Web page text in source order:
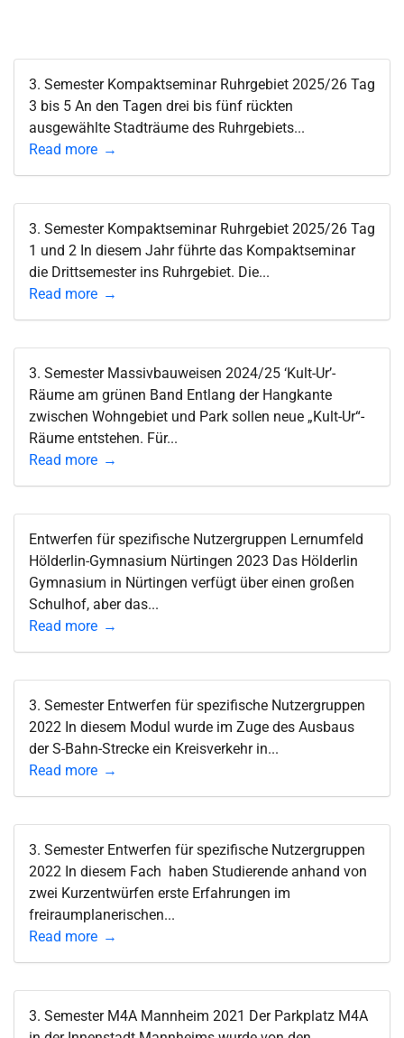
3. Semester Kompaktseminar Ruhrgebiet 2025/26 Tag
3 bis 5 An den Tagen drei bis fünf rückten
ausgewählte Stadträume des Ruhrgebiets...
Read more
3. Semester Kompaktseminar Ruhrgebiet 2025/26 Tag
1 und 2 In diesem Jahr führte das Kompaktseminar
die Drittsemester ins Ruhrgebiet. Die...
Read more
3. Semester Massivbauweisen 2024/25 ‘Kult-Ur’-
Räume am grünen Band Entlang der Hangkante
zwischen Wohngebiet und Park sollen neue „Kult-Ur“-
Räume entstehen. Für...
Read more
Entwerfen für spezifische Nutzergruppen Lernumfeld
Hölderlin-Gymnasium Nürtingen 2023 Das Hölderlin
Gymnasium in Nürtingen verfügt über einen großen
Schulhof, aber das...
Read more
3. Semester Entwerfen für spezifische Nutzergruppen
2022 In diesem Modul wurde im Zuge des Ausbaus
der S-Bahn-Strecke ein Kreisverkehr in...
Read more
3. Semester Entwerfen für spezifische Nutzergruppen
2022 In diesem Fach haben Studierende anhand von
zwei Kurzentwürfen erste Erfahrungen im
freiraumplanerischen...
Read more
3. Semester M4A Mannheim 2021 Der Parkplatz M4A